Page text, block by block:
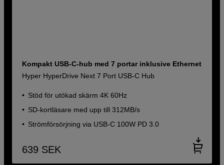
Kompakt USB-C-hub med 7 portar inklusive Ethernet
Hyper HyperDrive Next 7 Port USB-C Hub
Stöd för utökad skärm 4K 60Hz
SD-kortläsare med upp till 312MB/s
Strömförsörjning via USB-C 100W PD 3.0
639 SEK